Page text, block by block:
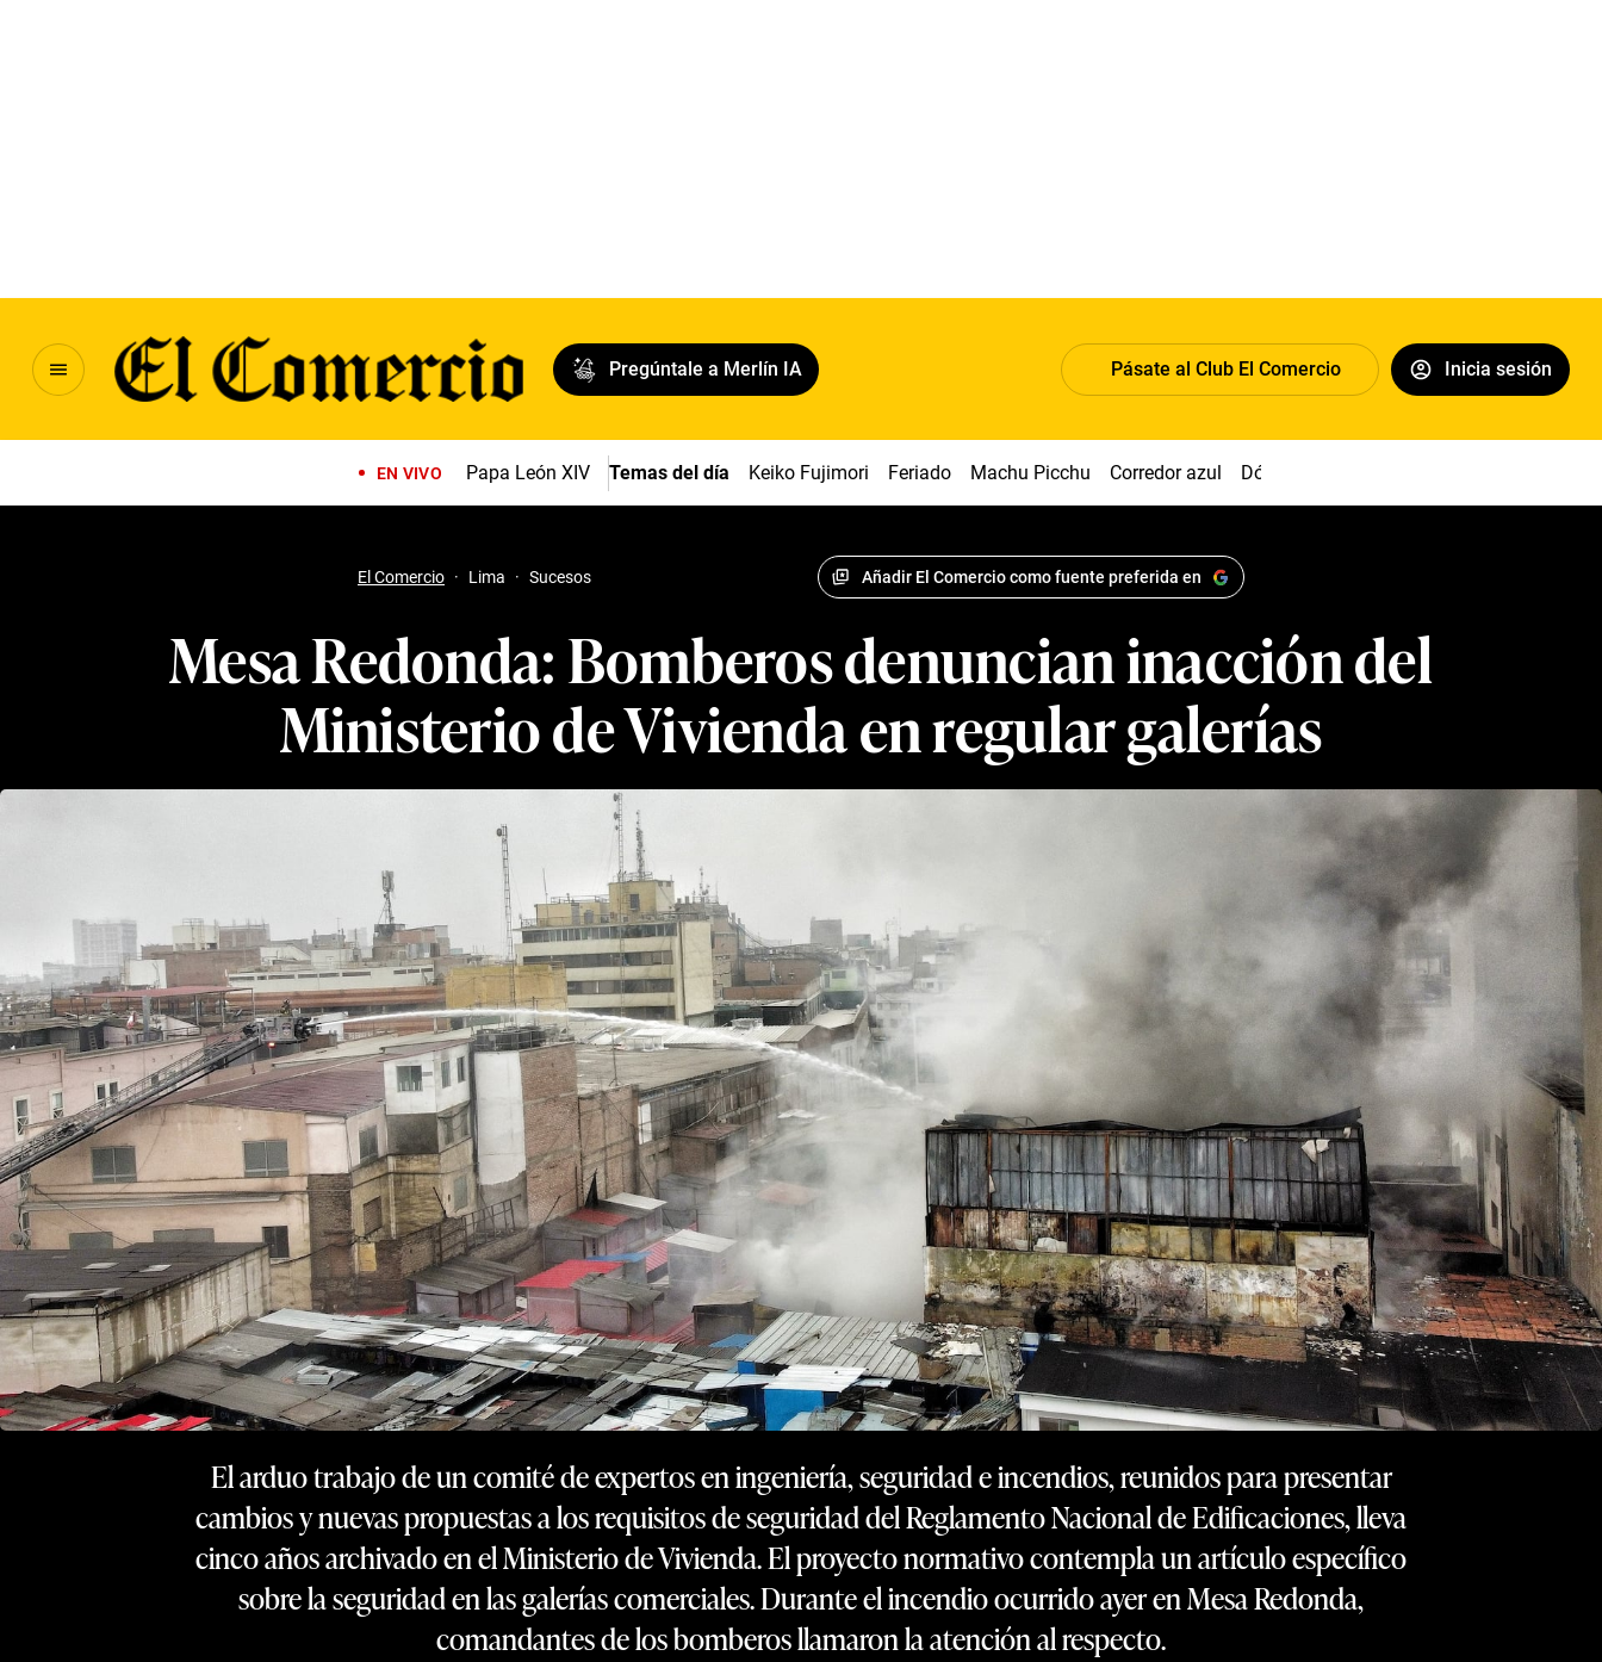
Pregúntale a Merlín IA Pásate al Club El Comercio Inicia sesión
EN VIVO Papa León XIV Temas del día Keiko Fujimori Feriado Machu Picchu Corredor azul Dólar
El Comercio · Lima · Sucesos Añadir El Comercio como fuente preferida en
Mesa Redonda: Bomberos denuncian inacción del
Ministerio de Vivienda en regular galerías
El arduo trabajo de un comité de expertos en ingeniería, seguridad e incendios, reunidos para presentar
cambios y nuevas propuestas a los requisitos de seguridad del Reglamento Nacional de Edificaciones, lleva
cinco años archivado en el Ministerio de Vivienda. El proyecto normativo contempla un artículo específico
sobre la seguridad en las galerías comerciales. Durante el incendio ocurrido ayer en Mesa Redonda,
comandantes de los bomberos llamaron la atención al respecto.